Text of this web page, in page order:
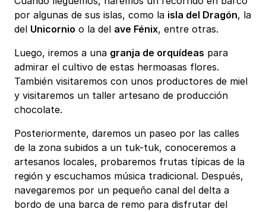
por algunas de sus islas, como la isla del Dragón, la
del Unicornio o la del ave Fénix, entre otras.
Luego, iremos a una granja de orquídeas para
admirar el cultivo de estas hermoasas flores.
También visitaremos con unos productores de miel
y visitaremos un taller artesano de producción
chocolate.
Posteriormente, daremos un paseo por las calles
de la zona subidos a un tuk-tuk, conoceremos a
artesanos locales, probaremos frutas típicas de la
región y escuchamos música tradicional. Después,
navegaremos por un pequeño canal del delta a
bordo de una barca de remo para disfrutar del